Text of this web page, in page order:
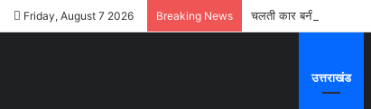
Friday, August 7 2026 Breaking News चलती कार बनी आग का
उत्तराखंड